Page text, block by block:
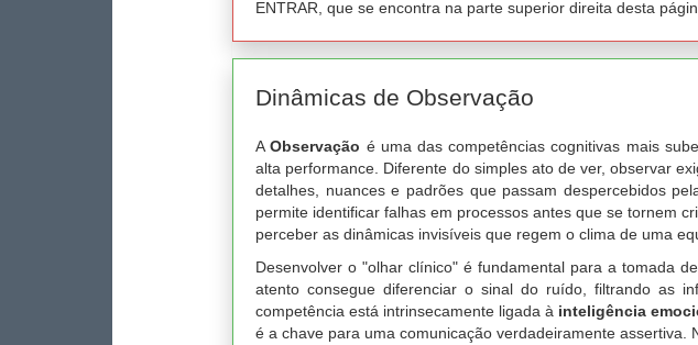
ENTRAR, que se encontra na parte superior direita desta
Dinâmicas de Observação
AObservação é uma das competências cognitivas mais
alta performance. Diferente do simples ato de ver, observar
detalhes, nuances e padrões que passam despercebidos
permite identificar falhas em processos antes que se tornem
perceber as dinâmicas invisíveis que regem o clima de uma
Desenvolver o "olhar clínico" é fundamental para a tomada
atento consegue diferenciar o sinal do ruído, filtrando as
competência está intrinsecamente ligada à inteligência
é a chave para uma comunicação verdadeiramente